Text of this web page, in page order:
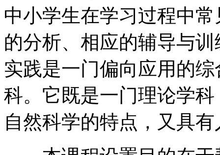
中小学生在学习过程中
的分析、相应的辅导与
实践是一门偏向应用的
科。它既是一门理论学
自然科学的特点，又具